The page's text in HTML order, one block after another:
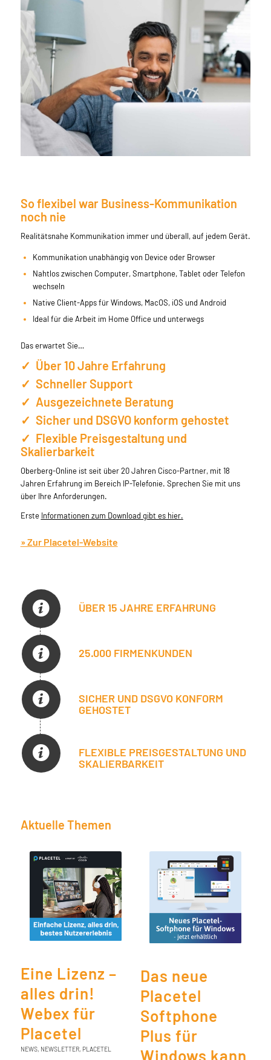
So flexibel war Business-Kommunikation
noch nie
Realitätsnahe Kommunikation immer und überall, auf jedem Gerät.
Kommunikation unabhängig von Device oder Browser
Nahtlos zwischen Computer, Smartphone, Tablet oder Telefon
wechseln
Native Client-Apps für Windows, MacOS, iOS und Android
Ideal für die Arbeit im Home Office und unterwegs
Das erwartet Sie…
✓ Über 10 Jahre Erfahrung
✓ Schneller Support
✓ Ausgezeichnete Beratung
✓ Sicher und DSGVO konform gehostet
✓ Flexible Preisgestaltung und
Skalierbarkeit
Oberberg-Online ist seit über 20 Jahren Cisco-Partner, mit 18
Jahren Erfahrung im Bereich IP-Telefonie. Sprechen Sie mit uns
über Ihre Anforderungen.
Erste Informationen zum Download gibt es hier.
» Zur Placetel-Website
ÜBER 15 JAHRE ERFAHRUNG
25.000 FIRMENKUNDEN
SICHER UND DSGVO KONFORM
GEHOSTET
FLEXIBLE PREISGESTALTUNG UND
SKALIERBARKEIT
Aktuelle Themen
Eine Lizenz –
alles drin!
Webex für
Placetel
NEWS, NEWSLETTER, PLACETEL
Das neue
Placetel
Softphone
Plus für
Windows kann